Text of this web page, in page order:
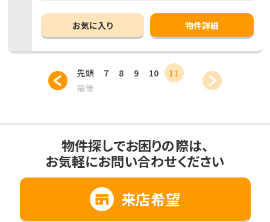
お気に入り 物件詳細
先頭 7 8 9 10
11
最後
物件探しでお困りの際は、
お気軽にお問い合わせください
来店希望